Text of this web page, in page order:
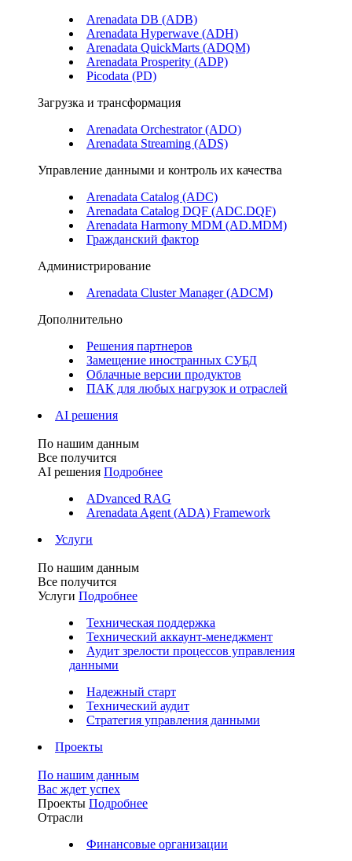
Arenadata DB (ADB)
Arenadata Hyperwave (ADH)
Arenadata QuickMarts (ADQM)
Arenadata Prosperity (ADP)
Picodata (PD)
Загрузка и трансформация
Arenadata Orchestrator (ADO)
Arenadata Streaming (ADS)
Управление данными и контроль их качества
Arenadata Catalog (ADC)
Arenadata Catalog DQF (ADС.DQF)
Arenadata Harmony MDM (AD.MDM)
Гражданский фактор
Администрирование
Arenadata Cluster Manager (ADCM)
Дополнительно
Решения партнеров
Замещение иностранных СУБД
Облачные версии продуктов
ПАК для любых нагрузок и отраслей
AI решения
По нашим данным
Все получится
AI решения Подробнее
ADvanced RAG
Arenadata Agent (ADA) Framework
Услуги
По нашим данным
Все получится
Услуги Подробнее
Техническая поддержка
Технический аккаунт-менеджмент
Аудит зрелости процессов управления
данными
Надежный старт
Технический аудит
Стратегия управления данными
Проекты
По нашим данным
Вас ждет успех
Проекты Подробнее
Отрасли
Финансовые организации